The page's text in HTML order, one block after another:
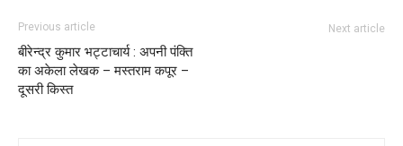
Previous article
बीरेन्द्र कुमार भट्टाचार्य : अपनी पंक्ति
का अकेला लेखक – मस्तराम कपूर –
दूसरी किस्त
Next article